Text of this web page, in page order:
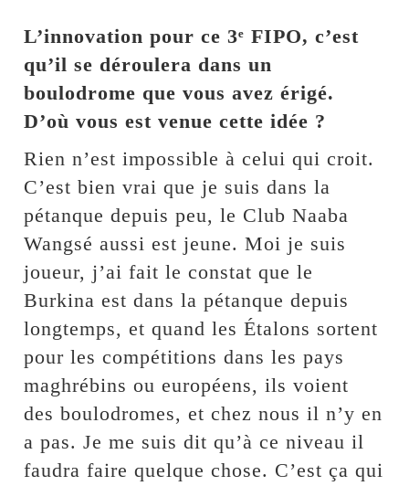
L’innovation pour ce 3ᵉ FIPO, c’est
qu’il se déroulera dans un
boulodrome que vous avez érigé.
D’où vous est venue cette idée ?
Rien n’est impossible à celui qui croit.
C’est bien vrai que je suis dans la
pétanque depuis peu, le Club Naaba
Wangsé aussi est jeune. Moi je suis
joueur, j’ai fait le constat que le
Burkina est dans la pétanque depuis
longtemps, et quand les Étalons sortent
pour les compétitions dans les pays
maghrébins ou européens, ils voient
des boulodromes, et chez nous il n’y en
a pas. Je me suis dit qu’à ce niveau il
faudra faire quelque chose. C’est ça qui